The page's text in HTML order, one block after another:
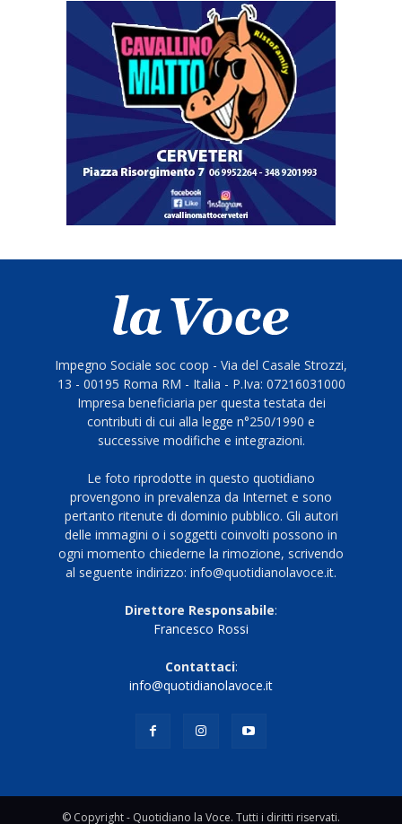
Impegno Sociale soc coop - Via del Casale Strozzi,
13 - 00195 Roma RM - Italia - P.Iva: 07216031000
Impresa beneficiaria per questa testata dei
contributi di cui alla legge n°250/1990 e
successive modifiche e integrazioni.
Le foto riprodotte in questo quotidiano
provengono in prevalenza da Internet e sono
pertanto ritenute di dominio pubblico. Gli autori
delle immagini o i soggetti coinvolti possono in
ogni momento chiederne la rimozione, scrivendo
al seguente indirizzo: info@quotidianolavoce.it.
Direttore Responsabile:
Francesco Rossi
Contattaci:
info@quotidianolavoce.it
© Copyright - Quotidiano la Voce. Tutti i diritti riservati.